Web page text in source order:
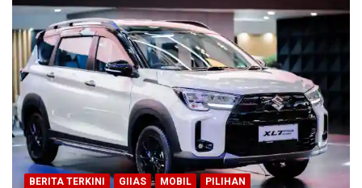
BERITA TERKINI GIIAS MOBIL PILIHAN